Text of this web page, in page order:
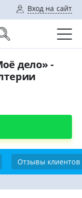
Вход на сайт
дело» -
Отзывы клиентов